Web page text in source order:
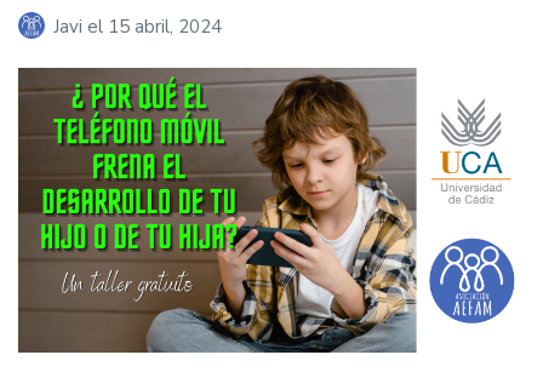
Javi el 15 abril, 2024